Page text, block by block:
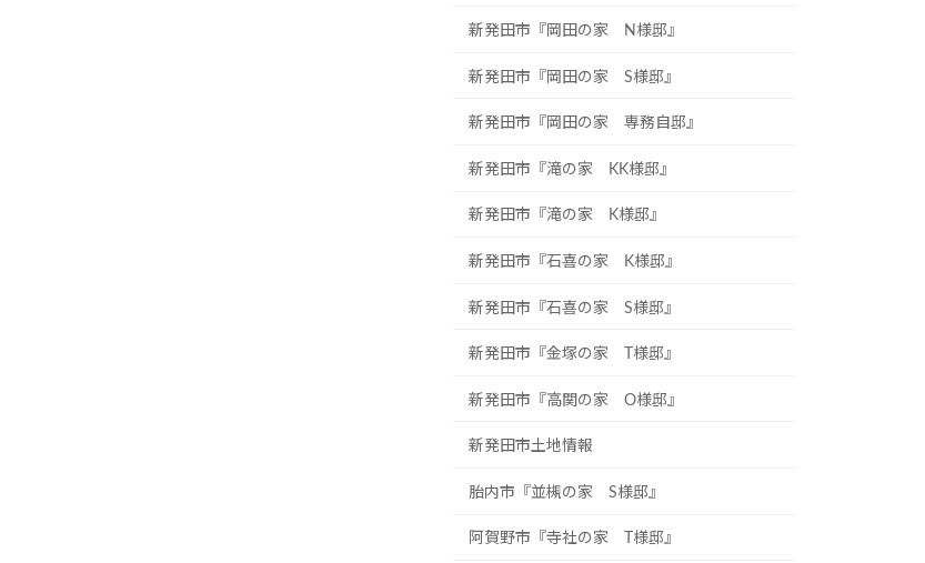
新発田市『岡田の家 N様邸』
新発田市『岡田の家 S様邸』
新発田市『岡田の家 専務自邸』
新発田市『滝の家 KK様邸』
新発田市『滝の家 K様邸』
新発田市『石喜の家 K様邸』
新発田市『石喜の家 S様邸』
新発田市『金塚の家 T様邸』
新発田市『高関の家 O様邸』
新発田市土地情報
胎内市『並槻の家 S様邸』
阿賀野市『寺社の家 T様邸』